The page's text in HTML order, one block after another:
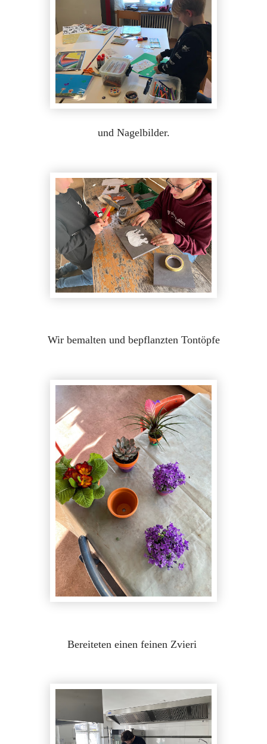
und Nagelbilder.
Wir bemalten und bepflanzten Tontöpfe
Bereiteten einen feinen Zvieri